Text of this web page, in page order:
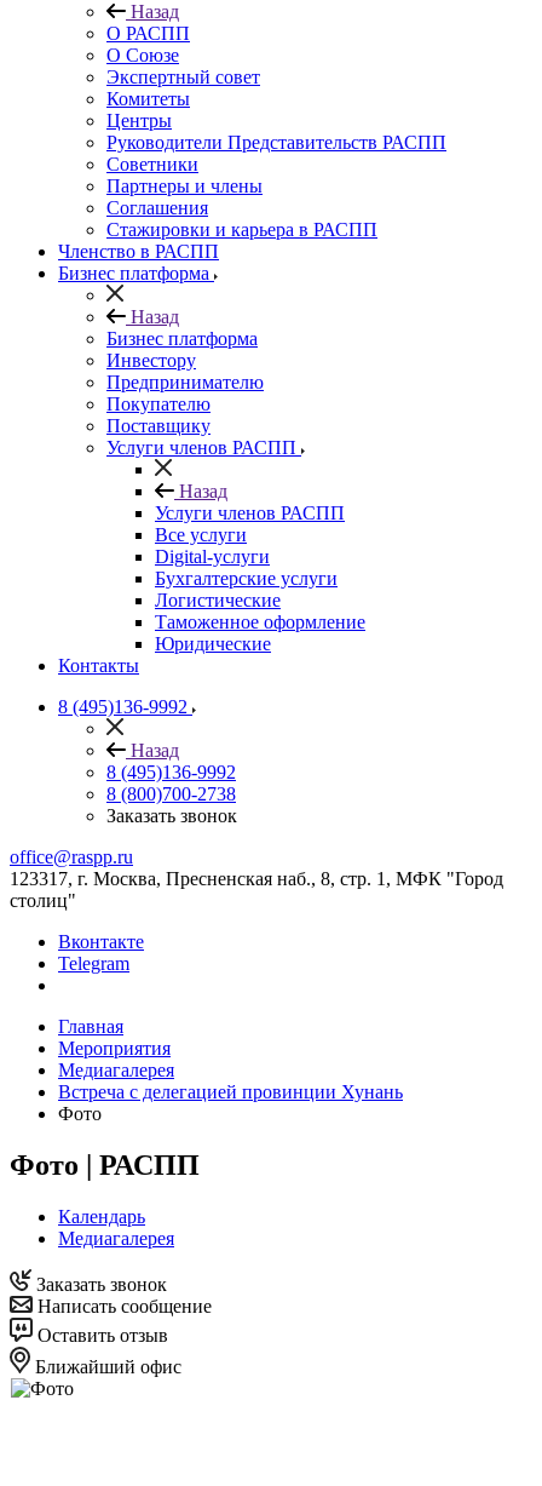
Назад
О РАСПП
О Союзе
Экспертный совет
Комитеты
Центры
Руководители Представительств РАСПП
Советники
Партнеры и члены
Соглашения
Стажировки и карьера в РАСПП
Членство в РАСПП
Бизнес платформа
Назад
Бизнес платформа
Инвестору
Предпринимателю
Покупателю
Поставщику
Услуги членов РАСПП
Назад
Услуги членов РАСПП
Все услуги
Digital-услуги
Бухгалтерские услуги
Логистические
Таможенное оформление
Юридические
Контакты
8 (495)136-9992
Назад
8 (495)136-9992
8 (800)700-2738
Заказать звонок
office@raspp.ru
123317, г. Москва, Пресненская наб., 8, стр. 1, МФК "Город
столиц"
Вконтакте
Telegram
Главная
Мероприятия
Медиагалерея
Встреча с делегацией провинции Хунань
Фото
Фото | РАСПП
Календарь
Медиагалерея
Заказать звонок
Написать сообщение
Оставить отзыв
Ближайший офис